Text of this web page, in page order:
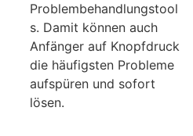
Problembehandlungstool
s. Damit können auch
Anfänger auf Knopfdruck
die häufigsten Probleme
aufspüren und sofort
lösen.